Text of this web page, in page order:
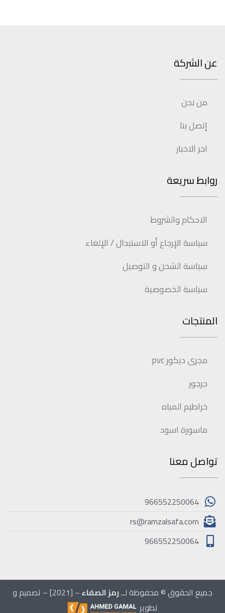
عن الشركة
من نحن
إتصل بنا
اخر الاخبار
روابط سريعة
الاحكام والشروط
سياسة الإرجاع أو الاستبدال / الإلغاء
سياسة الشحن و التوصيل
سياسة الخصوصية
المنتجات
مجرى ديكور pvc
جرجور
خراطيم المياه
ماسورة اسود
تواصل معنا
966552250064
rs@ramzalsafa.com
966552250064
جميع الحقوق © محفوظة لــرمز الصفاء
– [2021] – تصميم و
تطوير